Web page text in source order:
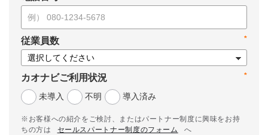
*
従業員数
*
カオナビご利用状況
未導入
不明 導入済み
※お客様への紹介をご検討、またはパートナー制度に興味をお持
ちの方は
セールスパートナー制度のフォーム
へ